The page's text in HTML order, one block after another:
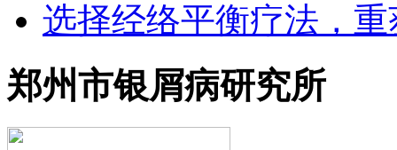
选择经络平衡疗法，
郑州市银屑病研究所